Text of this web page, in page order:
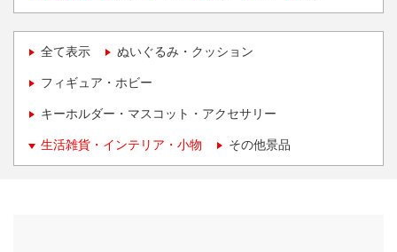
全て表示 ぬいぐるみ・クッション
フィギュア・ホビー
キーホルダー・マスコット・アクセサリー
生活雑貨・インテリア・小物 その他景品